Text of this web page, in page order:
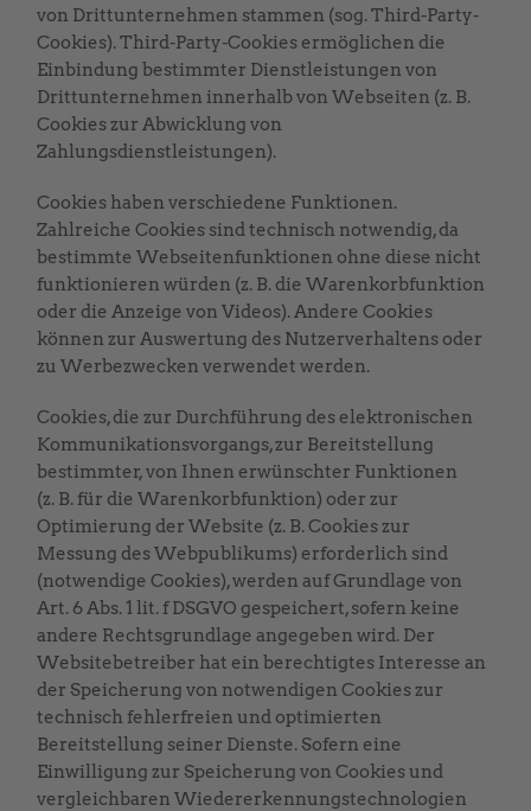
von Drittunternehmen stammen (sog. Third-Party-
Cookies). Third-Party-Cookies ermöglichen die
Einbindung bestimmter Dienstleistungen von
Drittunternehmen innerhalb von Webseiten (z. B.
Cookies zur Abwicklung von
Zahlungsdienstleistungen).
Cookies haben verschiedene Funktionen.
Zahlreiche Cookies sind technisch notwendig, da
bestimmte Webseitenfunktionen ohne diese nicht
funktionieren würden (z. B. die Warenkorbfunktion
oder die Anzeige von Videos). Andere Cookies
können zur Auswertung des Nutzerverhaltens oder
zu Werbezwecken verwendet werden.
Cookies, die zur Durchführung des elektronischen
Kommunikationsvorgangs, zur Bereitstellung
bestimmter, von Ihnen erwünschter Funktionen
(z. B. für die Warenkorbfunktion) oder zur
Optimierung der Website (z. B. Cookies zur
Messung des Webpublikums) erforderlich sind
(notwendige Cookies), werden auf Grundlage von
Art. 6 Abs. 1 lit. f DSGVO gespeichert, sofern keine
andere Rechtsgrundlage angegeben wird. Der
Websitebetreiber hat ein berechtigtes Interesse an
der Speicherung von notwendigen Cookies zur
technisch fehlerfreien und optimierten
Bereitstellung seiner Dienste. Sofern eine
Einwilligung zur Speicherung von Cookies und
vergleichbaren Wiedererkennungstechnologien